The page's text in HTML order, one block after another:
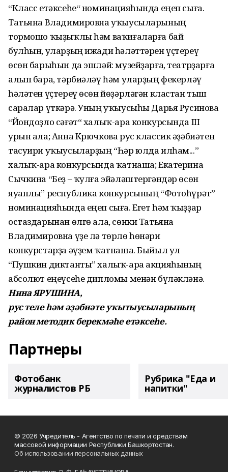
“Класс етәксеһе“ номинацияһында еңеп сыға.
Татьяна Владимировна уҡыусыларының
тормошо ҡыҙыҡлы һәм ваҡиғаларға бай
булһын, уларҙың ижади һәләттәрен үҫтереү
өсөн барыһын да эшләй: музейҙарға, театрҙарға
алып бара, тәрбиәләү һәм уларҙың фекерләү
һәләтен үҫтереү өсөн йөҙәрләгән кластан тыш
саралар үткәрә. Уның уҡыусыһы Дарья Русинова
“Йондоҙло сәғәт“ халыҡ-ара конкурсында III
урын ала; Анна Крючкова рус классик әҙәбиәтен
тасуири уҡыусыларҙың “Һәр юлда илһам...”
халыҡ-ара конкурсында ҡатнаша; Екатерина
Сычкина “Беҙ – ҡулға эйәләштергәндәр өсөн
яуаплы” республика конкурсының “Фотоһүрәт”
номинацияһында еңеп сыға. Егет һәм ҡыҙҙар
остаздарынан өлгө ала, сөнки Татьяна
Владимировна үҙе лә төрлө һөнәри
конкурстарҙа әүҙем ҡатнаша. Быйыл ул
“Пушкин диктанты” халыҡ-ара акцияһының
абсолют еңеүсеһе дипломы менән бүләкләнә.
Нина ЯРУШИНА,
рус теле һәм әҙәбиәте уҡытыусыларының
район методик берекмәһе етәксеһе.
Партнеры
Фотобанк
журналистов РБ
Рубрика "Еда и
напитки"
© 2026 Учредитель - Агентство по печати и средствам
массовой информации Республики Башкортостан.
Об использовании персональных данных